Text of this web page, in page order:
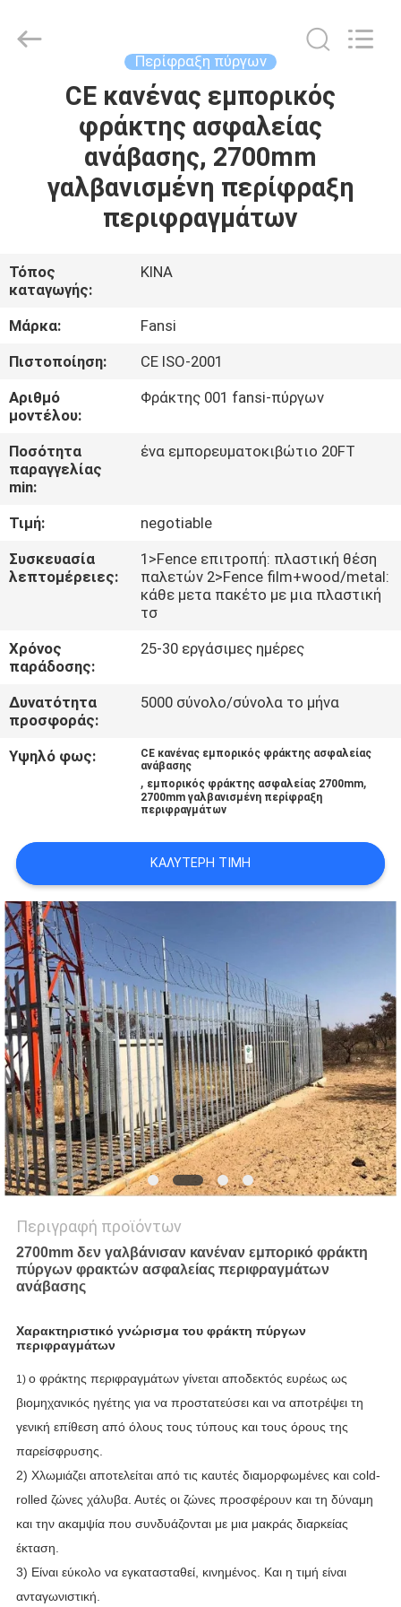
ΠΡΟΪΌΝΤΑ
ΠΕΡΊΠΟΥ
ΓΎΡΟΣ
ΕΡΓΟΣΤΑΣΊΩΝ
ΠΟΙΟΤΙΚΌΣ
ΈΛΕΓΧΟΣ
ΜΑΣ
ΣΕ
ΕΠΑΦΉ
ΕΙΔΉΣΕΙΣ
ΖΗΤΉΣΤΕ
ΑΠΌΣΠΑΣΜΑ
PRIVACY
POLICY
supplier.
Copyright
Περίφραξη πύργων
CE κανένας εμπορικός
φράκτης ασφαλείας
ανάβασης, 2700mm
γαλβανισμένη περίφραξη
περιφραγμάτων
Τόπος
καταγωγής:
ΚΙΝΑ
Μάρκα:
Fansi
Πιστοποίηση:
CE ISO-2001
Αριθμό
μοντέλου:
Φράκτης 001 fansi-πύργων
Ποσότητα
παραγγελίας
min:
ένα εμπορευματοκιβώτιο 20FT
Τιμή:
negotiable
Συσκευασία
λεπτομέρειες:
1>Fence επιτροπή: πλαστική θέση
παλετών 2>Fence film+wood/metal:
κάθε μετα πακέτο με μια πλαστική
τσ
Χρόνος
παράδοσης:
25-30 εργάσιμες ημέρες
Δυνατότητα
προσφοράς:
5000 σύνολο/σύνολα το μήνα
Υψηλό φως:
CE κανένας εμπορικός φράκτης ασφαλείας
ανάβασης
, εμπορικός φράκτης ασφαλείας 2700mm,
2700mm γαλβανισμένη περίφραξη
περιφραγμάτων
ΚΑΛΎΤΕΡΗ ΤΙΜΉ
Περιγραφή προϊόντων
2700mm δεν γαλβάνισαν κανέναν εμπορικό φράκτη
πύργων φρακτών ασφαλείας περιφραγμάτων
ανάβασης
Χαρακτηριστικό γνώρισμα του φράκτη πύργων
περιφραγμάτων
1) ο φράκτης περιφραγμάτων γίνεται αποδεκτός ευρέως ως
βιομηχανικός ηγέτης για να προστατεύσει και να αποτρέψει τη
γενική επίθεση από όλους τους τύπους και τους όρους της
παρείσφρυσης.
2) Χλωμιάζει αποτελείται από τις καυτές διαμορφωμένες και cold-
rolled ζώνες χάλυβα. Αυτές οι ζώνες προσφέρουν και τη δύναμη
και την ακαμψία που συνδυάζονται με μια μακράς διαρκείας
έκταση.
3) Είναι εύκολο να εγκατασταθεί, κινημένος. Και η τιμή είναι
ανταγωνιστική.